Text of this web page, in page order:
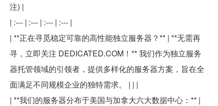
注) |
| :--- | :--- | :--- | :--- |
| **正在寻觅稳定可靠的高性能独立服务器？** | **无需再
寻，立即关注 DEDICATED.COM ！** 我们作为独立服务
器托管领域的引领者，提供多样化的服务器方案，旨在全
面满足不同规模企业的独特需求。 | | |
| **我们的服务器分布于美国与加拿大六大数据中心：** |